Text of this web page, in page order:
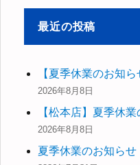
象:
最近の投稿
【夏季休業のお知ら
2026年8月8日
【松本店】夏季休
2026年8月8日
夏季休業のお知らせ